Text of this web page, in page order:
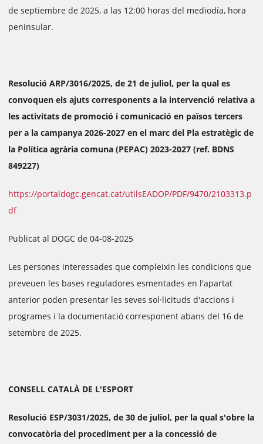
de septiembre de 2025, a las 12:00 horas del mediodía, hora
peninsular.
Resolució ARP/3016/2025, de 21 de juliol, per la qual es
convoquen els ajuts corresponents a la intervenció relativa a
les activitats de promoció i comunicació en països tercers
per a la campanya 2026-2027 en el marc del Pla estratègic de
la Política agrària comuna (PEPAC) 2023-2027 (ref. BDNS
849227)
https://portaldogc.gencat.cat/utilsEADOP/PDF/9470/2103313.p
df
Publicat al DOGC de 04-08-2025
Les persones interessades que compleixin les condicions que
preveuen les bases reguladores esmentades en l'apartat
anterior poden presentar les seves sol·licituds d'accions i
programes i la documentació corresponent abans del 16 de
setembre de 2025.
CONSELL CATALÀ DE L'ESPORT
Resolució ESP/3031/2025, de 30 de juliol, per la qual s'obre la
convocatòria del procediment per a la concessió de